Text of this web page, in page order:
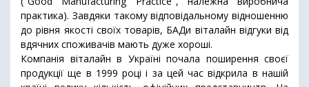
практика). Завдяки такому відповідальному відношенню
до рівня якості своїх товарів, БАДи віталайн відгуки від
вдячних споживачів мають дуже хороші.
Компанія віталайн в Україні почала поширення своєї
продукції ще в 1999 році і за цей час відкрила в нашій